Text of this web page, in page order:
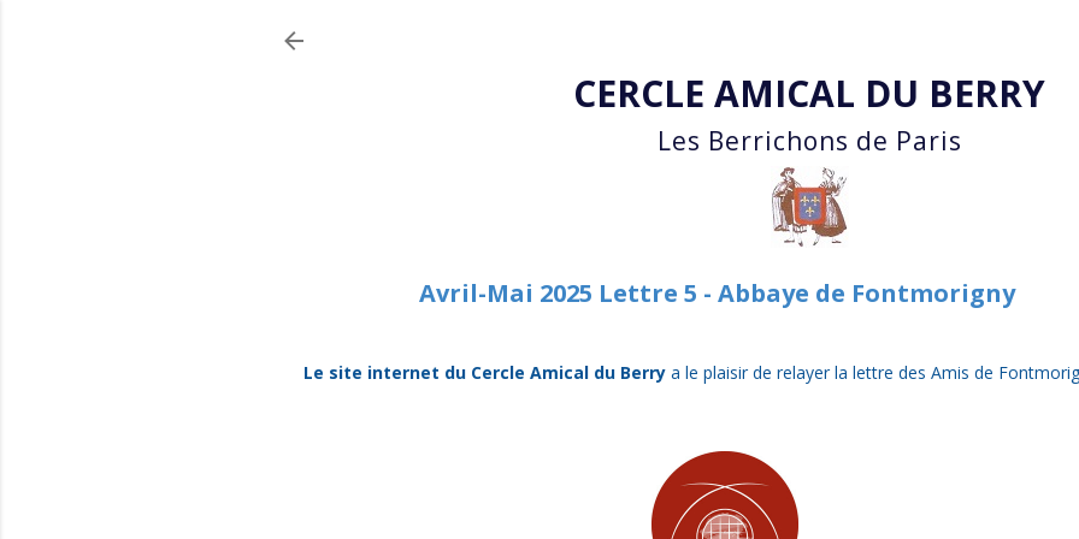
CERCLE AMICAL DU BERRY
Les Berrichons de Paris
Avril-Mai 2025 Lettre 5 - Abbaye de Fontmorigny
Le site internet du Cercle Amical du Berry a le plaisir de relayer la lettre des Amis de